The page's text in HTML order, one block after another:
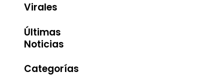
Virales
Últimas
Noticias
Categorías